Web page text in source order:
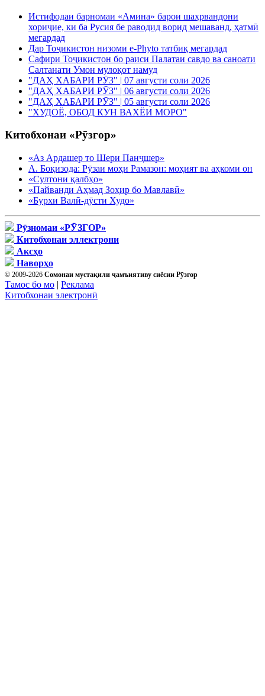
Истифодаи барномаи «Амина» барои шаҳрвандони
хориҷие, ки ба Русия бе раводид ворид мешаванд, ҳатмӣ
мегардад
Дар Тоҷикистон низоми e-Phyto татбиқ мегардад
Сафири Тоҷикистон бо раиси Палатаи савдо ва саноати
Салтанати Умон мулоқот намуд
"ДАҲ ХАБАРИ РӮЗ" | 07 августи соли 2026
"ДАҲ ХАБАРИ РӮЗ" | 06 августи соли 2026
"ДАҲ ХАБАРИ РӮЗ" | 05 августи соли 2026
"ХУДОЁ, ОБОД КУН ВАХЁИ МОРО"
Китобхонаи «Рӯзгор»
«Аз Ардашер то Шери Панҷшер»
А. Боқизода: Рӯзаи моҳи Рамазон: моҳият ва аҳкоми он
«Султони қалбҳо»
«Пайванди Аҳмад Зоҳир бо Мавлавӣ»
«Бурхи Валӣ-дӯсти Худо»
Рӯзномаи «РӮЗГОР»
Китобхонаи эллектрони
Аксҳо
Наворҳо
© 2009-2026 Сомонаи мустақили ҷамъиятиву сиёсии Рӯзгор
Тамос бо мо | Реклама
Китобхонаи электронӣ